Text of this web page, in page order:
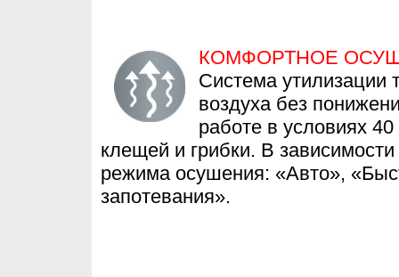
КОМФОРТНОЕ
Система утилизации
воздуха без
работе в условиях
клещей и грибки. В
режима осушения: «Авто»,
запотевания».